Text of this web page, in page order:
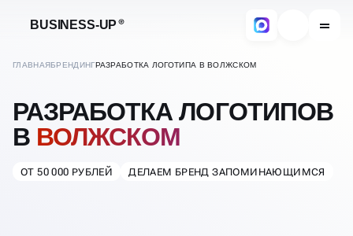
BUSINESS-UP
ГЛАВНАЯБРЕНДИНГРАЗРАБОТКА ЛОГОТИПА В ВОЛЖСКОМ
РАЗРАБОТКА ЛОГОТИПОВ
В ВОЛЖСКОМ
ОТ 50 000 РУБЛЕЙ ДЕЛАЕМ БРЕНД ЗАПОМИНАЮЩИМСЯ